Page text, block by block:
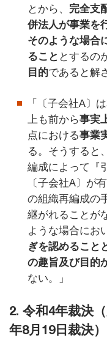
とから、 完全支
併法人が事業を
そのような場合
ること とするの
目的であると解
「〔子会社A〕
上も前から事実
点における事業
る。そうすると
編成によって『
〔子会社A〕が
の組織再編成の
継がれることが
ような場合にお
ぎを認めること
の趣旨及び目的
ない。」
2. 令和4年裁決
年8月19日裁決）